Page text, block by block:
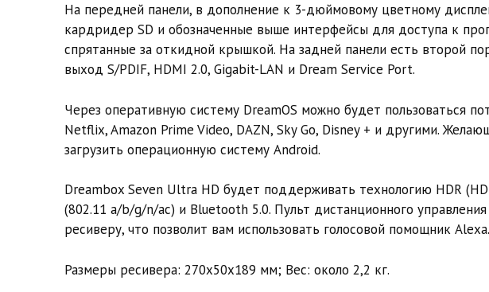
На передней панели, в дополнение к 3-дюймовому цветному
кардридер SD и обозначенные выше интерфейсы для доступа к
спрятанные за откидной крышкой. На задней панели есть второй
выход S/PDIF, HDMI 2.0, Gigabit-LAN ​​и Dream Service Port.
Через оперативную систему DreamOS можно будет пользоваться
Netflix, Amazon Prime Video, DAZN, Sky Go, Disney + и другими.
загрузить операционную систему Android.
Dreambox Seven Ultra HD будет поддерживать технологию HDR
(802.11 a/b/g/n/ac) и Bluetooth 5.0. Пульт дистанционного
ресиверу, что позволит вам использовать голосовой помощник Alexa.
Размеры ресивера: 270х50х189 мм; Вес: около 2,2 кг.